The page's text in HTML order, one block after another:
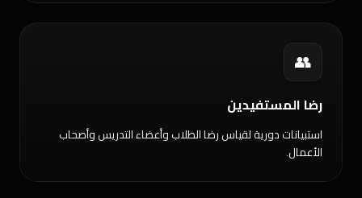
👥
رضا المستفيدين
استبيانات دورية لقياس رضا الطلاب وأعضاء التدريس وأصحاب
الأعمال.